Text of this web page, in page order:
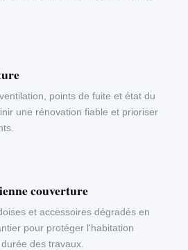
points de fuite et état du
une rénovation fiable et prioriser
couverture
et accessoires dégradés en
pour protéger l'habitation
des travaux.